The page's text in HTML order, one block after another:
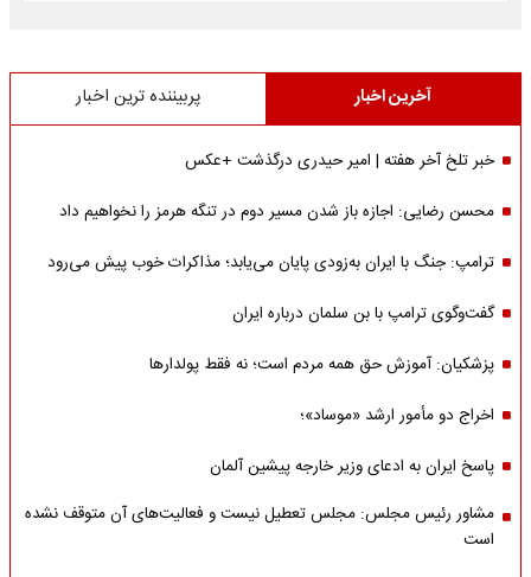
آخرین اخبار پربیننده ترین اخبار
خبر تلخ آخر هفته | امیر حیدری درگذشت +عکس
محسن رضایی: اجازه باز شدن مسیر دوم در تنگه هرمز را نخواهیم داد
ترامپ: جنگ با ایران به‌زودی پایان می‌یابد؛ مذاکرات خوب پیش می‌رود
گفت‌وگوی ترامپ با بن سلمان درباره ایران
پزشکیان: آموزش حق همه مردم است؛ نه فقط پولدارها
اخراج دو مأمور ارشد «موساد»؛
پاسخ ایران به ادعای وزیر خارجه پیشین آلمان
مشاور رئیس مجلس: مجلس تعطیل نیست و فعالیت‌های آن متوقف نشده
است